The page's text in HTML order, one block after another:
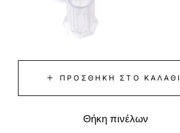
ΠΡΟΣΘΉΚΗ ΣΤΟ ΚΑΛΆΘΙ
Θήκη πινέλων